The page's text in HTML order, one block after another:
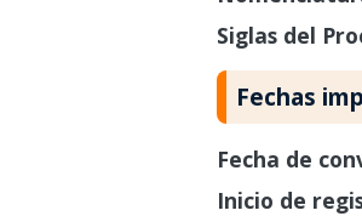
Siglas del
Fechas
Fecha de
Inicio de